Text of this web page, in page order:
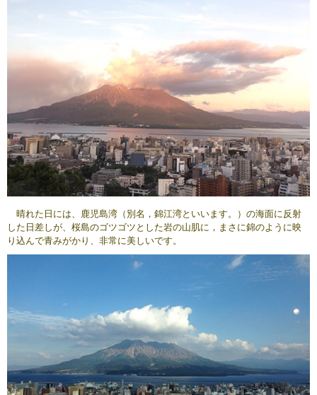
晴れた日には、鹿児島湾（別名，錦江湾といいます。）の海面に反射
した日差しが、桜島のゴツゴツとした岩の山肌に，まさに錦のように映
り込んで青みがかり、非常に美しいです。